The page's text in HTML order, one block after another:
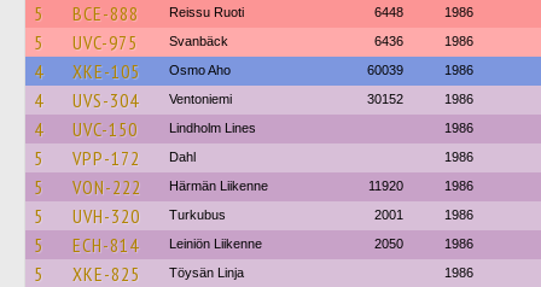
5 BCE-888 Reissu Ruoti 6448 1986
5 UVC-975 Svanbäck 6436 1986
4 XKE-105 Osmo Aho 60039 1986
4 UVS-304 Ventoniemi 30152 1986
4 UVC-150 Lindholm Lines 1986
5 VPP-172 Dahl 1986
5 VON-222 Härmän Liikenne 11920 1986
5 UVH-320 Turkubus 2001 1986
5 ECH-814 Leiniön Liikenne 2050 1986
5 XKE-825 Töysän Linja 1986